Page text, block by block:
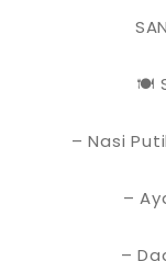
🍽
– Nasi
–
–